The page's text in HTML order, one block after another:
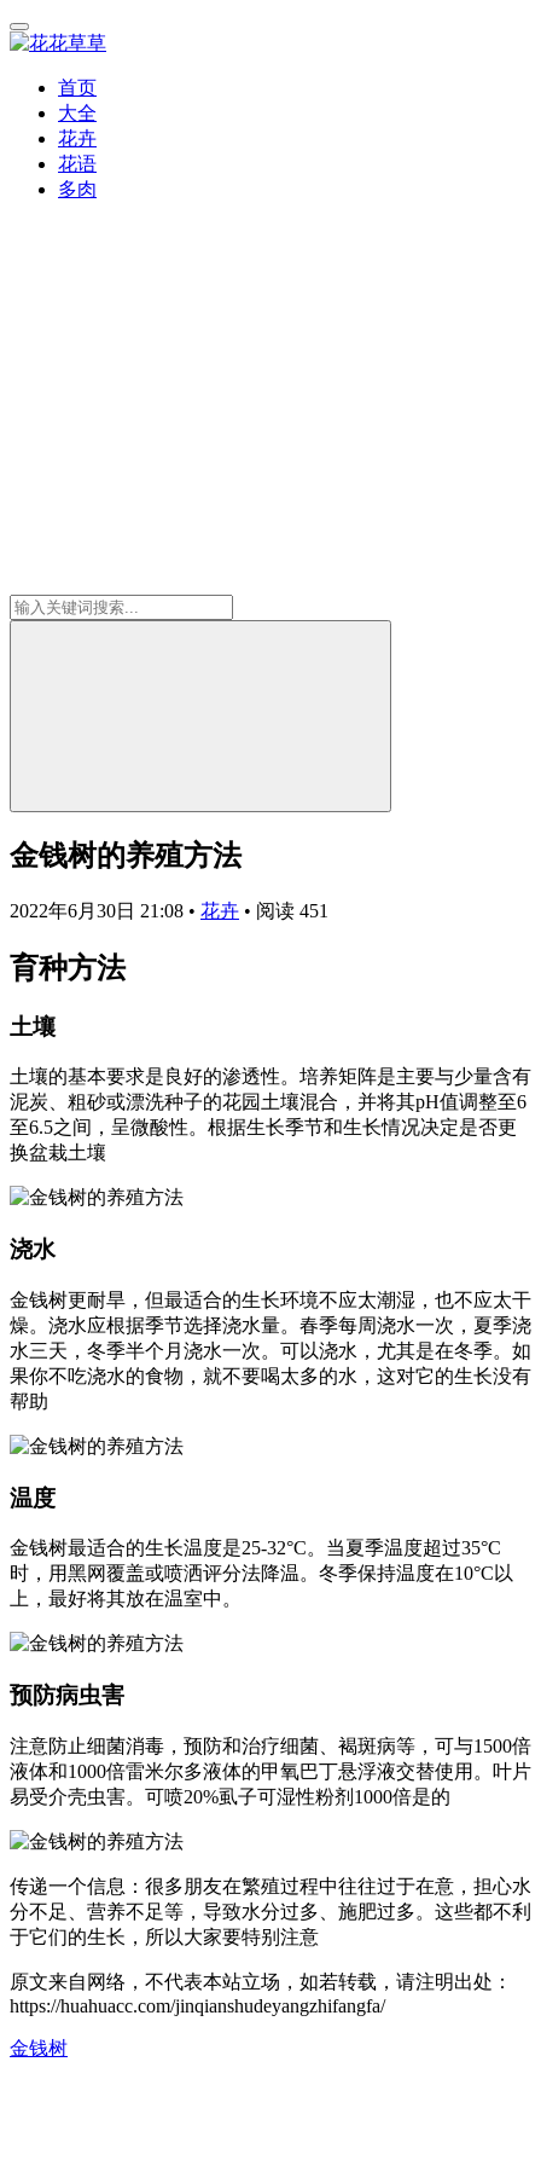
首页
大全
花卉
花语
多肉
金钱树的养殖方法
2022年6月30日 21:08 • 花卉 • 阅读 451
育种方法
土壤
土壤的基本要求是良好的渗透性。培养矩阵是​​主要与少量含有
泥炭、粗砂或漂洗种子的花园土壤混合，并将其pH值调整至6
至6.5之间，呈微酸性。根据生长季节和生长情况决定是否更
换盆栽土壤
浇水
金钱树更耐旱，但最适合的生长环境不应太潮湿，也不应太干
燥。浇水应根据季节选择浇水量。春季每周浇水一次，夏季浇
水三天，冬季半个月浇水一次。可以浇水，尤其是在冬季。如
果你不吃浇水的食物，就不要喝太多的水，这对它的生长没有
帮助
温度
金钱树最适合的生长温度是25-32°C。当夏季温度超过35°C
时，用黑网覆盖或喷洒评分法降温。冬季保持温度在10°C以
上，最好将其放在温室中。
预防病虫害
注意防止细菌消毒，预防和治疗细菌、褐斑病等，可与1500倍
液体和1000倍雷米尔多液体的甲氧巴丁悬浮液交替使用。叶片
易受介壳虫害。可喷20%虱子可湿性粉剂1000倍是的
传递一个信息：很多朋友在繁殖过程中往往过于在意，担心水
分不足、营养不足等，导致水分过多、施肥过多。这些都不利
于它们的生长，所以大家要特别注意
原文来自网络，不代表本站立场，如若转载，请注明出处：
https://huahuacc.com/jinqianshudeyangzhifangfa/
金钱树